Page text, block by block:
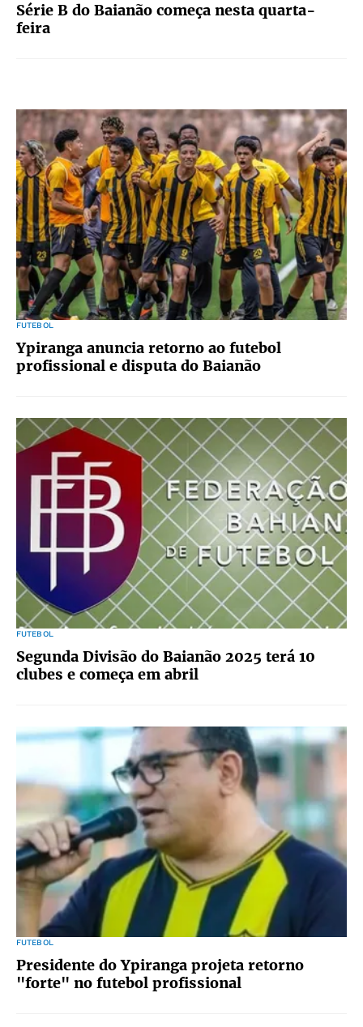
Série B do Baianão começa nesta quarta-
feira
FUTEBOL
Ypiranga anuncia retorno ao futebol
profissional e disputa do Baianão
FUTEBOL
Segunda Divisão do Baianão 2025 terá 10
clubes e começa em abril
FUTEBOL
Presidente do Ypiranga projeta retorno
"forte" no futebol profissional